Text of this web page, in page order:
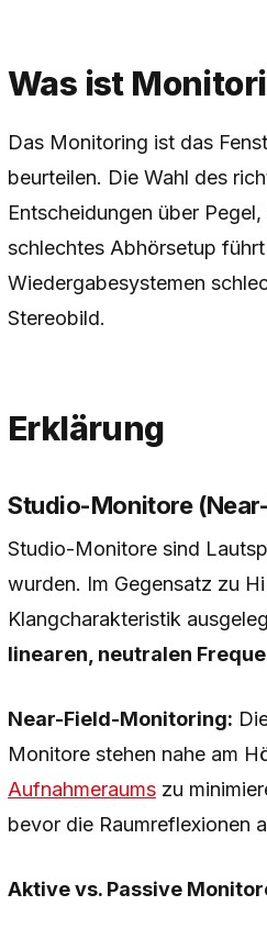
Was ist
Das Monitoring ist das
beurteilen. Die Wahl des
Entscheidungen über
schlechtes Abhörsetup
Wiedergabesystemen
Stereobild.
Erklärung
Studio-Monitore
Studio-Monitore sind
wurden. Im Gegensatz zu
Klangcharakteristik
linearen, neutralen
Near-Field-Monitoring:
Monitore stehen nahe am
Aufnahmeraums zu
bevor die Raumreflexionen
Aktive vs. Passive